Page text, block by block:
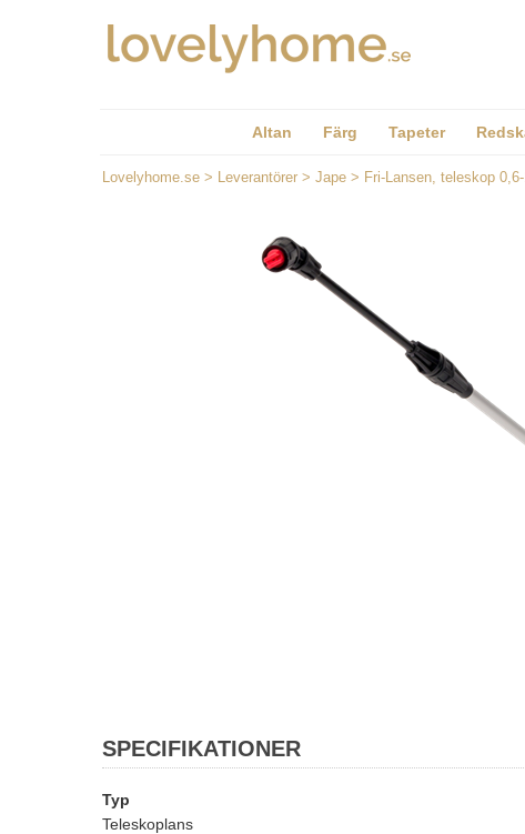
Altan Färg Tapeter
Lovelyhome.se > Leverantörer > Jape > Fri-Lansen, teleskop
SPECIFIKATIONER
Typ
Teleskoplans